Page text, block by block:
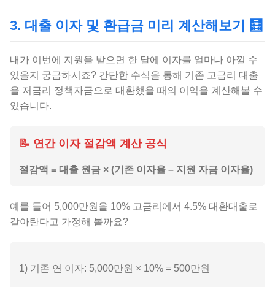
3. 대출 이자 및 환급금 미리 계산해보기 🧮
내가 이번에 지원을 받으면 한 달에 이자를 얼마나 아낄 수
있을지 궁금하시죠? 간단한 수식을 통해 기존 고금리 대출
을 저금리 정책자금으로 대환했을 때의 이익을 계산해볼 수
있습니다.
📝 연간 이자 절감액 계산 공식
절감액 = 대출 원금 × (기존 이자율 – 지원 자금 이자율)
예를 들어 5,000만원을 10% 고금리에서 4.5% 대환대출로
갈아탄다고 가정해 볼까요?
1) 기존 연 이자: 5,000만원 × 10% = 500만원